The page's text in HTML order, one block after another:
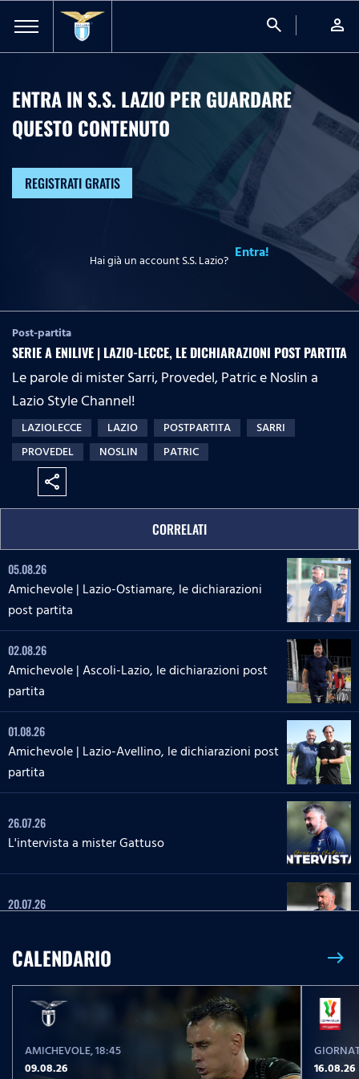
search person
ENTRA IN S.S. LAZIO PER GUARDARE
QUESTO CONTENUTO
REGISTRATI GRATIS
Hai già un account S.S. Lazio? Entra!
Post-partita
SERIE A ENILIVE | LAZIO-LECCE, LE DICHIARAZIONI POST PARTITA
Le parole di mister Sarri, Provedel, Patric e Noslin a
Lazio Style Channel!
LAZIOLECCE LAZIO POSTPARTITA
SARRI
PROVEDEL
NOSLIN PATRIC
share
CORRELATI
05.08.26
Amichevole | Lazio-Ostiamare, le dichiarazioni
post partita
02.08.26
Amichevole | Ascoli-Lazio, le dichiarazioni post
partita
01.08.26
Amichevole | Lazio-Avellino, le dichiarazioni post
partita
26.07.26
L'intervista a mister Gattuso
20.07.26
23.05.26
Serie A Enilive | Lazio-Pisa, le parole post partita
23.05.26
CALENDARIO east
AMICHEVOLE, 18:45
09.08.26
16.08.26